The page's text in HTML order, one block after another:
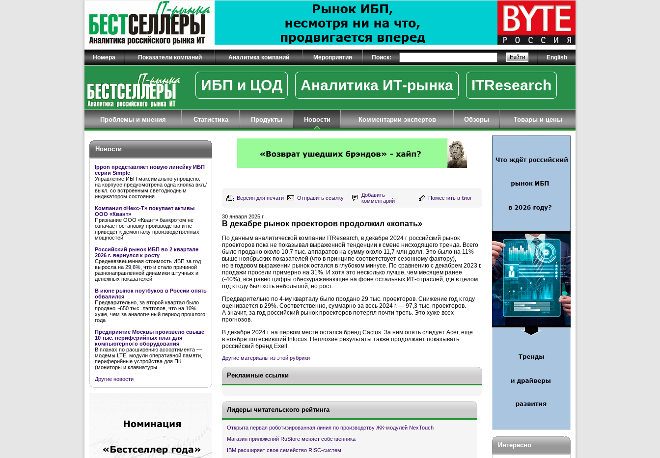
Номера Показатели компаний Аналитика компаний Мероприятия Поиск: English
ИБП и ЦОД Аналитика ИТ-рынка ITResearch
Проблемы и мнения Статистика Продукты Новости Комментарии экспертов Обзоры Товары и цены
Новости
Ippon представляет новую линейку ИБП
серии Simple
Управление ИБП максимально упрощено:
на корпусе предусмотрена одна кнопка вкл./
выкл. со встроенным светодиодным
индикатором состояния
Компания «Некс-Т» покупает активы
ООО «Квант»
Признание ООО «Квант» банкротом не
означает остановку производства и не
приведет к демонтажу производственных
мощностей
Российский рынок ИБП во 2 квартале
2026 г. вернулся к росту
Средневзвешенная стоимость ИБП за год
выросла на 29,6%, что и стало причиной
разнонаправленной динамики штучных и
денежных показателей
В июне рынок ноутбуков в России опять
обвалился
Предварительно, за второй квартал было
продано ~650 тыс. лэптопов, что на 10%
хуже, чем за аналогичный период прошлого
года
Предприятие Москвы произвело свыше
10 тыс. периферийных плат для
компьютерного оборудования
В планах по расширению ассортимента —
модемы LTE, модули оперативной памяти,
периферийные устройства для ПК
(мониторы и клавиатуры
Другие новости
Версия для печати Отправить ссылку
Добавить
комментарий
Поместить в блог
30 января 2025 г.
В декабре рынок проекторов продолжил «копать»
По данным аналитической компании ITResearch, в декабре 2024 г. российский рынок
проекторов пока не показывал выраженной тенденции к смене нисходящего тренда. Всего
было продано около 10,7 тыс. аппаратов на сумму около 11,7 млн долл. Это было на 11%
выше ноябрьских показателей (что в принципе соответствует сезонному фактору),
но в годовом выражении рынок остался в глубоком минусе. По сравнению с декабрем 2023 г.
продажи просели примерно на 31%. И хотя это несколько лучше, чем месяцем ранее
(-40%), всё равно цифры обескураживающие на фоне остальных ИТ-отраслей, где в целом
год к году был хоть небольшой, но рост.
Предварительно по 4-му кварталу было продано 29 тыс. проекторов. Снижение год к году
оценивается в 29%. Соответственно, суммарно за весь 2024 г. — 97,3 тыс. проекторов.
А значит, за год российский рынок проекторов потерял почти треть. Это хуже всех
прогнозов.
В декабре 2024 г. на первом месте остался бренд Cactus. За ним опять следует Acer, еще
в ноябре потеснивший Infocus. Неплохие результаты также продолжает показывать
российский бренд Exell.
Другие материалы из этой рубрики
Рекламные ссылки
Лидеры читательского рейтинга
Открыта первая роботизированная линия по производству ЖК-модулей NexTouch
Магазин приложений RuStore меняет собственника
IBM расширяет свое семейство RISC-систем
Интересно